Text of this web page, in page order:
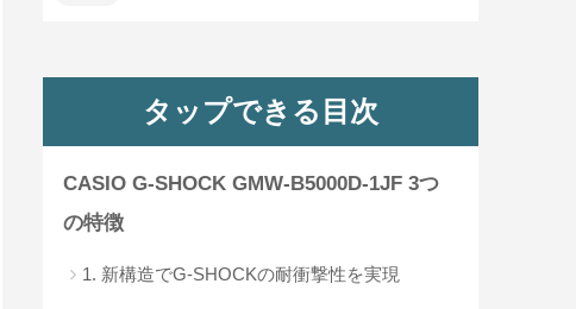
タップできる目次
CASIO G-SHOCK GMW-B5000D-1JF 3つ
の特徴
1. 新構造でG-SHOCKの耐衝撃性を実現